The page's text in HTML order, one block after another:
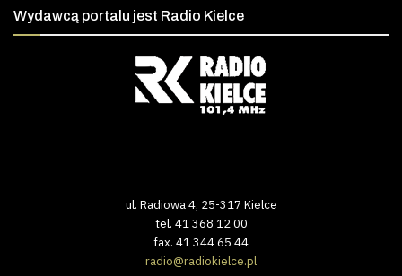
Wydawcą portalu jest Radio Kielce
ul. Radiowa 4, 25-317 Kielce
tel. 41 368 12 00
fax. 41 344 65 44
radio@radiokielce.pl